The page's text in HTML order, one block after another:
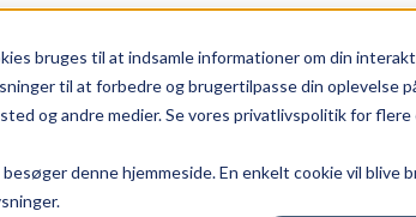
bruges til at indsamle informationer om din
til at forbedre og brugertilpasse din oplevelse
og andre medier. Se vores privatlivspolitik for flere
denne hjemmeside. En enkelt cookie vil blive